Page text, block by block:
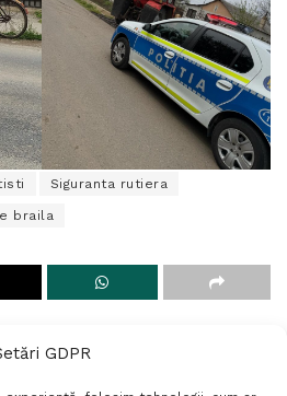
GDPR
Siguranta rutiera
braila